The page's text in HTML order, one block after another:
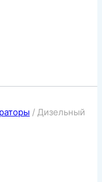
/ Дизельный